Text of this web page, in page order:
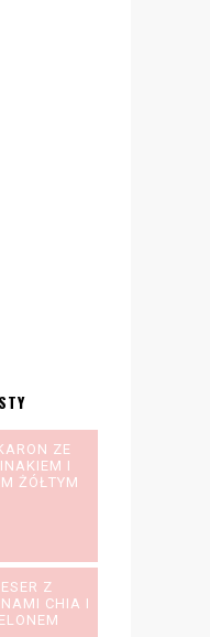
ZE
I
ŻÓŁTYM
Z
CHIA I